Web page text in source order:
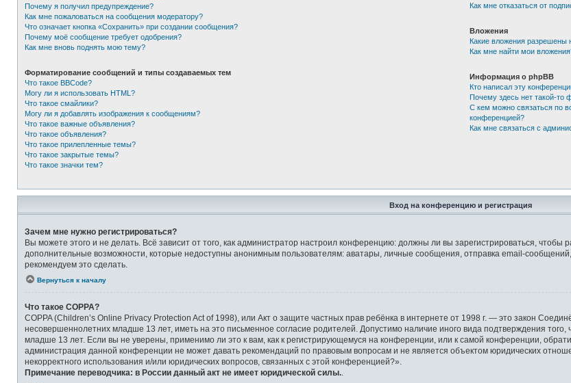
Почему я получил предупреждение?
Как мне пожаловаться на сообщения модератору?
Что означает кнопка «Сохранить» при создании сообщения?
Почему моё сообщение требует одобрения?
Как мне вновь поднять мою тему?
Форматирование сообщений и типы создаваемых тем
Что такое BBCode?
Могу ли я использовать HTML?
Что такое смайлики?
Могу ли я добавлять изображения к сообщениям?
Что такое важные объявления?
Что такое объявления?
Что такое прилепленные темы?
Что такое закрытые темы?
Что такое значки тем?
Как мне отказаться от
Вложения
Какие вложения разрешены
Как мне найти мои
Информация о phpBB
Кто написал эту
Почему здесь нет такой-то
С кем можно связаться по
конференцией?
Как мне связаться с
Вход на конференцию и регистрация
Зачем мне нужно регистрироваться?
Вы можете этого и не делать. Всё зависит от того, как администратор настроил конференцию: должны ли вы зарегистрироваться,
дополнительные возможности, которые недоступны анонимным пользователям: аватары, личные сообщения, отправка email-сообщений,
рекомендуем это сделать.
Вернуться к началу
Что такое COPPA?
COPPA (Children’s Online Privacy Protection Act of 1998), или Акт о защите частных прав ребёнка в интернете от 1998 г. — это закон
несовершеннолетних младше 13 лет, иметь на это письменное согласие родителей. Допустимо наличие иного вида подтверждения
младше 13 лет. Если вы не уверены, применимо ли это к вам, как к регистрирующемуся на конференции, или к самой конференции,
администрация данной конференции не может давать рекомендаций по правовым вопросам и не является объектом юридических
некорректного использования и/или юридических вопросов, связанных с этой конференцией?».
Примечание переводчика: в России данный акт не имеет юридической силы.